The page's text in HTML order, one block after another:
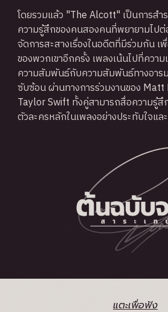
โดยรวมแล้ว "The Alcott" เป็นการสำ
ความรู้สึกของคนสองคนที่พยายามไป
จัดการสะสางเรื่องในอดีตที่มีร่วมกัน เ
ของพวกเขาอีกครั้ง เพลงเน้นไปที่ควา
ความสัมพันธ์กับความสัมพันธ์ทางอา
ซับซ้อน ผ่านทางการร่วมงานของ Matt
Taylor Swift ทั้งคู่สามารถสื่อความรู้
ตัวละครหลักในเพลงอย่างประทับใจแล
แตะเพื่อฟัง